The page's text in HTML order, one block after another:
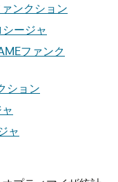
ァンクション
シージャ
ファンク
ション
ャ